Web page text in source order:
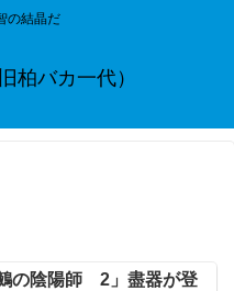
の結晶だ
柏バカ一代）
の陰陽師 2」盡器が登